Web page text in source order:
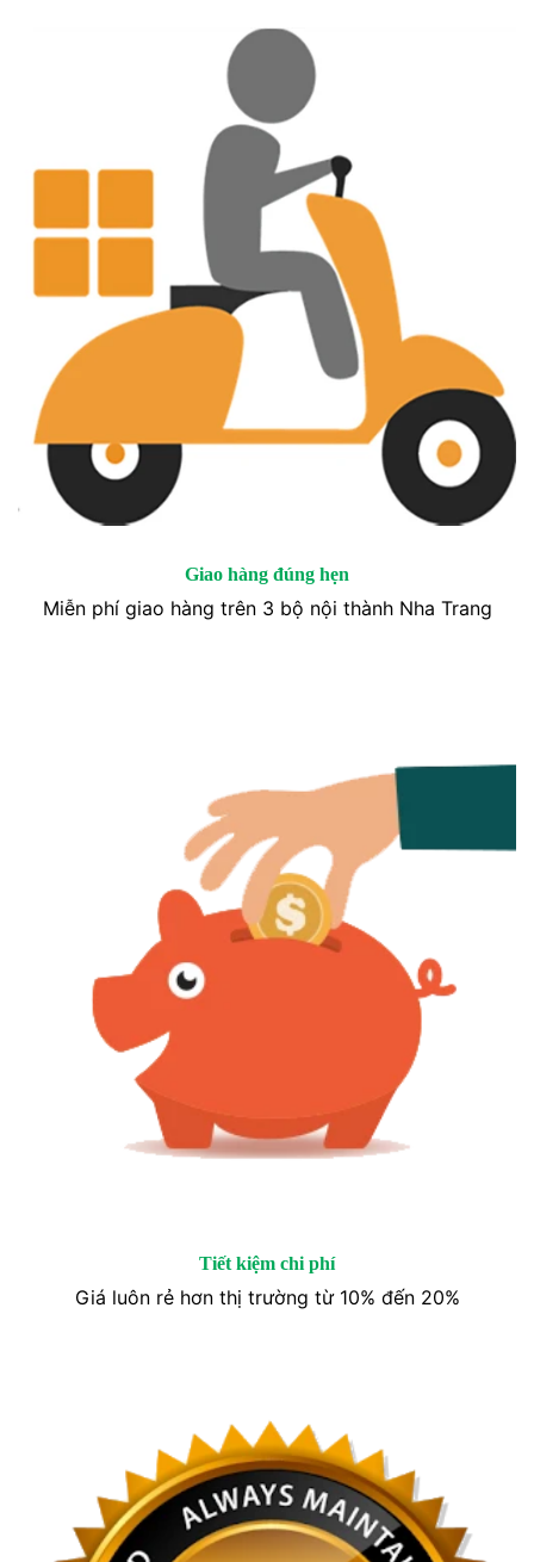
Giao hàng đúng hẹn
Miễn phí giao hàng trên 3 bộ nội thành Nha Trang
Tiết kiệm chi phí
Giá luôn rẻ hơn thị trường từ 10% đến 20%